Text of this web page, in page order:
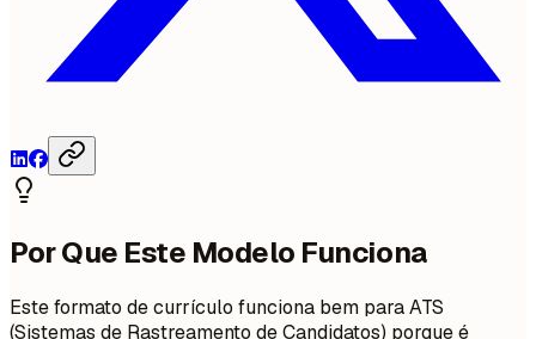
Por Que Este Modelo Funciona
Este formato de currículo funciona bem para ATS
(Sistemas de Rastreamento de Candidatos) porque é